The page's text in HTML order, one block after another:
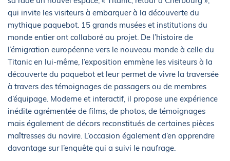
qui invite les visiteurs à embarquer à la découverte du
mythique paquebot. 15 grands musées et institutions du
monde entier ont collaboré au projet. De l’histoire de
l’émigration européenne vers le nouveau monde à celle du
Titanic en lui-même, l’exposition emmène les visiteurs à la
découverte du paquebot et leur permet de vivre la traversée
à travers des témoignages de passagers ou de membres
d’équipage. Moderne et interactif, il propose une expérience
inédite agrémentée de films, de photos, de témoignages
mais également de décors reconstitués de certaines pièces
maîtresses du navire. L’occasion également d’en apprendre
davantage sur l’enquête qui a suivi le naufrage.